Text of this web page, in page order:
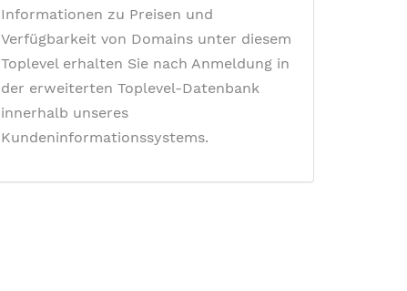
Informationen zu Preisen und
Verfügbarkeit von Domains unter diesem
Toplevel erhalten Sie nach Anmeldung in
der erweiterten Toplevel-Datenbank
innerhalb unseres
Kundeninformationssystems.